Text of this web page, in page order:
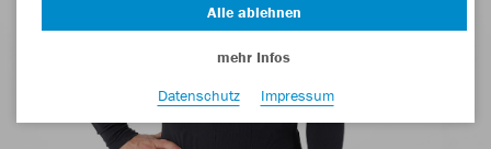
Alle ablehnen
mehr Infos
Datenschutz
Impressum